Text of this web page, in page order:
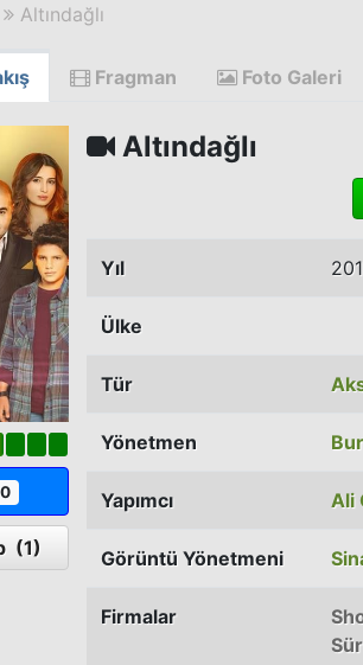
Altındağlı
Fragman Foto Galeri
(1)
Altındağlı
Yıl
Ülke
Tür
Yönetmen
Yapımcı Ali
Görüntü Yönetmeni
Firmalar